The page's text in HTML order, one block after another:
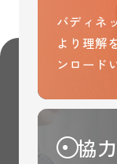
バディネ
より理解
ンロード
協